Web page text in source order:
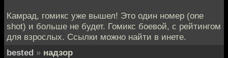
Камрад, гомикс уже вышел! Это один номер (one
shot) и больше не будет. Гомикс боевой, с рейтингом
для взрослых. Ссылки можно найти в инете.
bested » надзор